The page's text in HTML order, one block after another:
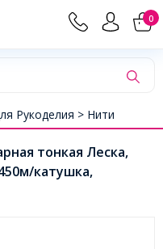
0
Рукоделия > Нити
тонкая Леска,
катушка,